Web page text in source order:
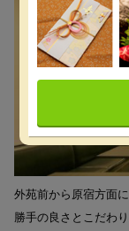
外苑前から原宿方面
勝手の良さとこだわ